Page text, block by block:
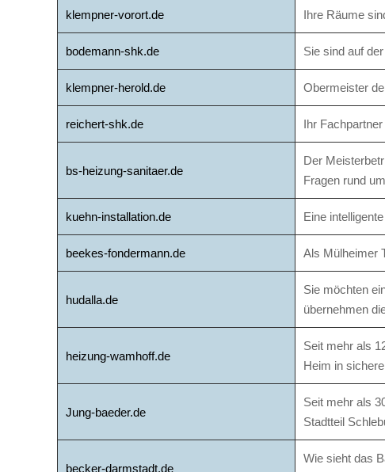
klempner-vorort.de Ihre Räume
bodemann-shk.de Sie sind auf
klempner-herold.de Obermeister
reichert-shk.de Ihr
bs-heizung-sanitaer.de
Der
Fragen rund
kuehn-installation.de Eine
beekes-fondermann.de Als Mülheimer
hudalla.de
Sie möchten
übernehmen
heizung-wamhoff.de
Seit mehr als
Heim in
Jung-baeder.de
Seit mehr als
Stadtteil
becker-darmstadt.de
Wie sieht das